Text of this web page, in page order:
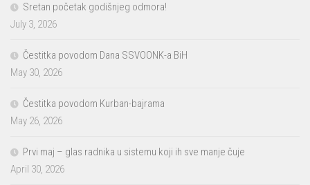
Sretan početak godišnjeg odmora!
July 3, 2026
Čestitka povodom Dana SSVOONK-a BiH
May 30, 2026
Čestitka povodom Kurban-bajrama
May 26, 2026
Prvi maj – glas radnika u sistemu koji ih sve manje čuje
April 30, 2026